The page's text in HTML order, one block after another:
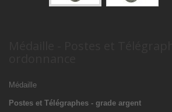
Médaille
Postes et Télégraphes - grade argent